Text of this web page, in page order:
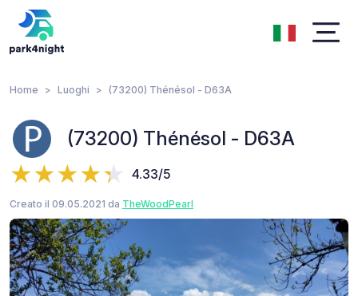
Home Luoghi (73200) Thénésol - D63A
(73200) Thénésol - D63A
4.33/5
Creato il 09.05.2021 da TheWoodPearl